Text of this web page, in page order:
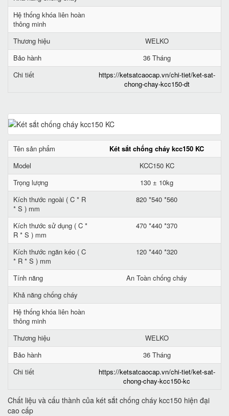
Hệ thống khóa liên hoàn
thông minh
Thương hiệu
WELKO
Bảo hành
36 Tháng
Chi tiết
https://ketsatcaocap.vn/chi-tiet/ket-sat-
chong-chay-kcc150-dt
Tên sản phẩm
Két sắt chống cháy kcc150 KC
Model
KCC150 KC
Trọng lượng
130 ± 10kg
Kích thước ngoài ( C * R
* S ) mm
820 *540 *560
Kích thước sử dụng ( C *
R * S ) mm
470 *440 *370
Kích thước ngăn kéo ( C
* R * S ) mm
120 *440 *320
Tính năng
An Toàn chống cháy
Khả năng chống cháy
Hệ thống khóa liên hoàn
thông minh
Thương hiệu
WELKO
Bảo hành
36 Tháng
Chi tiết
https://ketsatcaocap.vn/chi-tiet/ket-sat-
chong-chay-kcc150-kc
Chất liệu và cấu thành của két sắt chống cháy kcc150 hiện đại
cao cấp